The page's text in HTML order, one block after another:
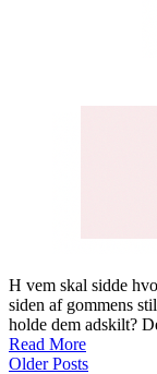
H vem skal sidde
siden af gommens
holde dem adskilt?
Read More
Older Posts